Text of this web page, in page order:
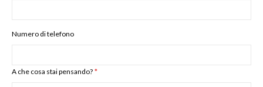
Numero di telefono
A che cosa stai pensando?